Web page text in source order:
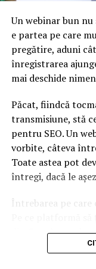
puţin peste
sub emisiunea din
românii,
În topul pe
avut 10% rating,
urmărită emisiune
cuţite cu aproape
La mică distanţă,
cheie, emisiune
de privitori, scrie
ARTICOLE PE ACEIASI
Tăriceanu,
coaliția cu PSD și
Un webinar bun
e partea pe care
pregătire, aduni
înregistrarea
mai deschide
Păcat, fiindcă
transmisiune, stă
pentru SEO. Un
vorbite, câteva
Toate astea pot
întregi, dacă le
Întrebarea pe care
din Google, nu
scurt e că